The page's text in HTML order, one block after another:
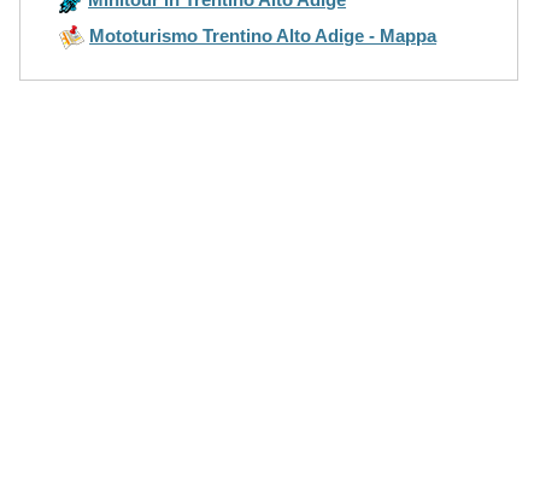
Mototurismo Trentino Alto Adige - Mappa